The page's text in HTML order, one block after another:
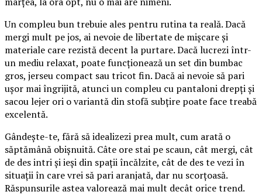
Un compleu bun trebuie ales pentru rutina ta reală. Dacă
mergi mult pe jos, ai nevoie de libertate de mișcare și
materiale care rezistă decent la purtare. Dacă lucrezi într-
un mediu relaxat, poate funcționează un set din bumbac
gros, jerseu compact sau tricot fin. Dacă ai nevoie să pari
ușor mai îngrijită, atunci un compleu cu pantaloni drepți și
sacou lejer ori o variantă din stofă subțire poate face treabă
excelentă.
Gândește-te, fără să idealizezi prea mult, cum arată o
săptămână obișnuită. Câte ore stai pe scaun, cât mergi, cât
de des intri și ieși din spații încălzite, cât de des te vezi în
situații în care vrei să pari aranjată, dar nu scorțoasă.
Răspunsurile astea valorează mai mult decât orice trend.